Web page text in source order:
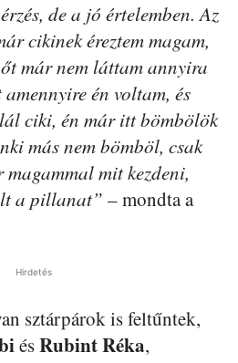
de a jó értelemben. Az
cikinek éreztem magam,
már nem láttam annyira
én voltam, és
ciki, én már itt bömbölök
más nem bömböl, csak
mit kezdeni,
a pillanat” – mondta a
Hirdetés
sztárpárok is feltűntek,
ésRubint Réka,